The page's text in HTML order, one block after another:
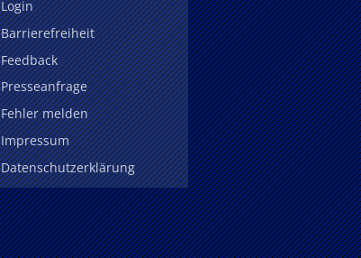
Login
Barrierefreiheit
Feedback
Presseanfrage
Fehler melden
Impressum
Datenschutzerklärung